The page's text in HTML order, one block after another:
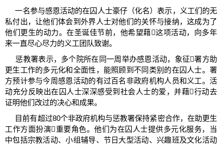
一名参与感恩活动的在囚人士豪仔（化名）表示，义工们的无
私付出，让他们体会到外界人士对他们的关怀与接纳，这成为了
他们更生的动力。在圣诞佳节前，他希望藉这项活动，向多年
来一直尽心尽力的义工团队致谢。
惩教署表示，多个院所在同一周举办感恩活动，象征署方助
更生工作的多元化和全面性，能照顾到不同类别的在囚人士。署
方预计参与今周感恩活动的有过百名非政府机构人员和义工。活
动充分反映出在囚人士深深感受到社会人士的爱，并藉行动去
证明他们改过的决心和成果。
目前有超过80个非政府机构与惩教署保持紧密合作，在助更生
工作方面扮演重要角色。他们为在囚人士提供多元化服务，当
中包括宗教活动、小组辅导、节日大型活动、兴趣班及文化活动